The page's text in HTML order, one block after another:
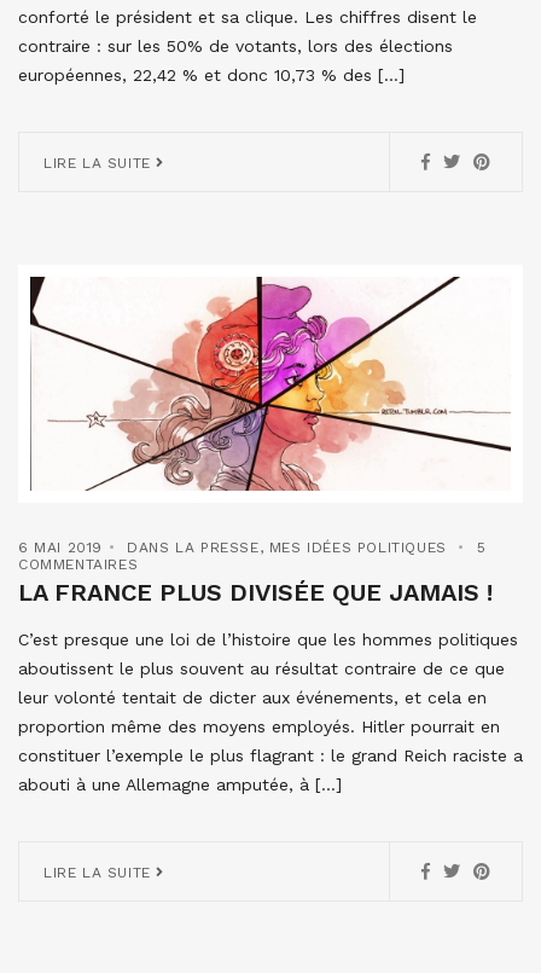
conforté le président et sa clique. Les chiffres disent le
contraire : sur les 50% de votants, lors des élections
européennes, 22,42 % et donc 10,73 % des […]
LIRE LA SUITE
6 MAI 2019 DANS LA PRESSE, MES IDÉES POLITIQUES
5
COMMENTAIRES
LA FRANCE PLUS DIVISÉE QUE JAMAIS !
C’est presque une loi de l’histoire que les hommes politiques
aboutissent le plus souvent au résultat contraire de ce que
leur volonté tentait de dicter aux événements, et cela en
proportion même des moyens employés. Hitler pourrait en
constituer l’exemple le plus flagrant : le grand Reich raciste a
abouti à une Allemagne amputée, à […]
LIRE LA SUITE